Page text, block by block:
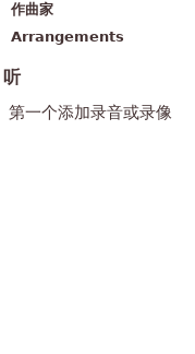
作曲家
Arrangements
听
第一个添加录音或录像